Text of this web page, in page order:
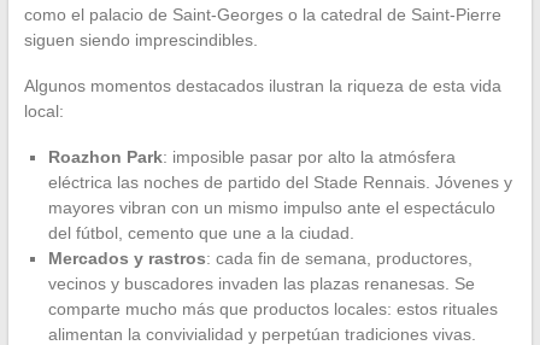
como el palacio de Saint-Georges o la catedral de Saint-Pierre
siguen siendo imprescindibles.
Algunos momentos destacados ilustran la riqueza de esta vida
local:
Roazhon Park: imposible pasar por alto la atmósfera
eléctrica las noches de partido del Stade Rennais. Jóvenes y
mayores vibran con un mismo impulso ante el espectáculo
del fútbol, cemento que une a la ciudad.
Mercados y rastros: cada fin de semana, productores,
vecinos y buscadores invaden las plazas renanesas. Se
comparte mucho más que productos locales: estos rituales
alimentan la convivialidad y perpetúan tradiciones vivas.